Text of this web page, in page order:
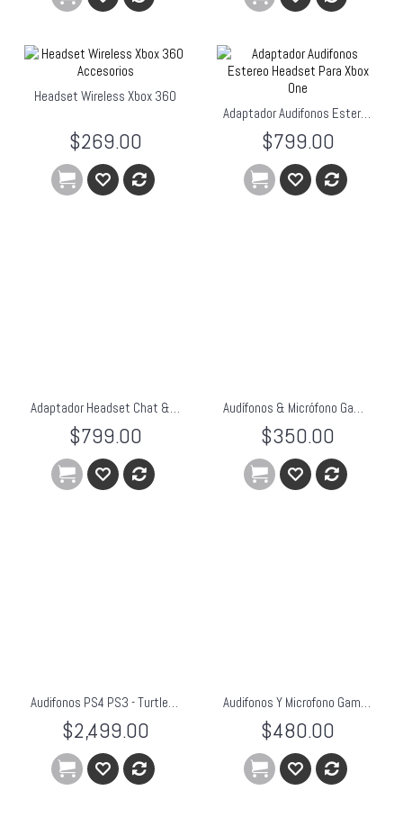
Headset Wireless Xbox 360
$269.00
Adaptador Audifonos Estereo Headset Para Xbox One
$799.00
Adaptador Headset Chat & Juego Xbox One
$799.00
Audífonos & Micrófono Gaming Headset Para PC TTX
$350.00
Audifonos PS4 PS3 - Turtle Beach
$2,499.00
Audifonos Y Microfono Gamer Headset Pro Para Pc Laptop Gaming
$480.00